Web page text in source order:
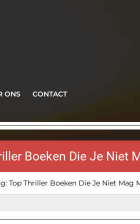
ONS CONTACT
Boeken Die Je Niet
Top Thriller Boeken Die Je Niet Mag